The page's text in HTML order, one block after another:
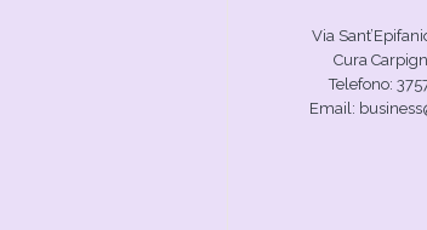
Via
Cura
Telefono:
Email: